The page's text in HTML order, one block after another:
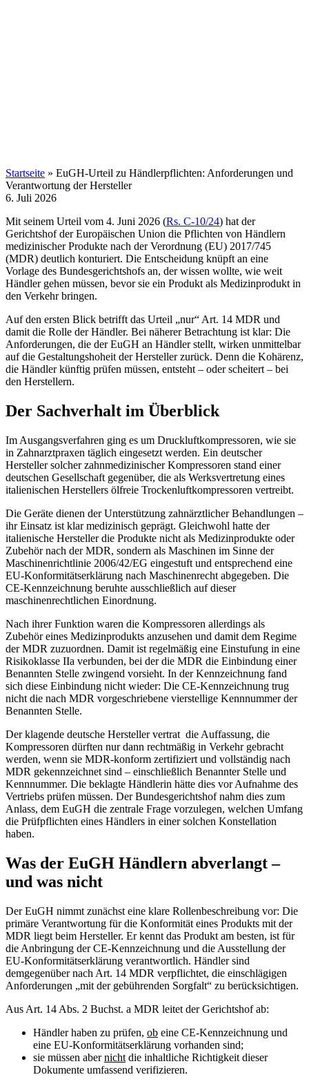
Startseite » EuGH-Urteil zu Händlerpflichten: Anforderungen und
Verantwortung der Hersteller
6. Juli 2026
Mit seinem Urteil vom 4. Juni 2026 (Rs. C‑10/24) hat der
Gerichtshof der Europäischen Union die Pflichten von Händlern
medizinischer Produkte nach der Verordnung (EU) 2017/745
(MDR) deutlich konturiert. Die Entscheidung knüpft an eine
Vorlage des Bundesgerichtshofs an, der wissen wollte, wie weit
Händler gehen müssen, bevor sie ein Produkt als Medizinprodukt in
den Verkehr bringen.
Auf den ersten Blick betrifft das Urteil „nur“ Art. 14 MDR und
damit die Rolle der Händler. Bei näherer Betrachtung ist klar: Die
Anforderungen, die der EuGH an Händler stellt, wirken unmittelbar
auf die Gestaltungshoheit der Hersteller zurück. Denn die Kohärenz,
die Händler künftig prüfen müssen, entsteht – oder scheitert – bei
den Herstellern.
Der Sachverhalt im Überblick
Im Ausgangsverfahren ging es um Druckluftkompressoren, wie sie
in Zahnarztpraxen täglich eingesetzt werden. Ein deutscher
Hersteller solcher zahnmedizinischer Kompressoren stand einer
deutschen Gesellschaft gegenüber, die als Werksvertretung eines
italienischen Herstellers ölfreie Trockenluftkompressoren vertreibt.
Die Geräte dienen der Unterstützung zahnärztlicher Behandlungen –
ihr Einsatz ist klar medizinisch geprägt. Gleichwohl hatte der
italienische Hersteller die Produkte nicht als Medizinprodukte oder
Zubehör nach der MDR, sondern als Maschinen im Sinne der
Maschinenrichtlinie 2006/42/EG eingestuft und entsprechend eine
EU‑Konformitätserklärung nach Maschinenrecht abgegeben. Die
CE‑Kennzeichnung beruhte ausschließlich auf dieser
maschinenrechtlichen Einordnung.
Nach ihrer Funktion waren die Kompressoren allerdings als
Zubehör eines Medizinprodukts anzusehen und damit dem Regime
der MDR zuzuordnen. Damit ist regelmäßig eine Einstufung in eine
Risikoklasse IIa verbunden, bei der die MDR die Einbindung einer
Benannten Stelle zwingend vorsieht. In der Kennzeichnung fand
sich diese Einbindung nicht wieder: Die CE‑Kennzeichnung trug
nicht die nach MDR vorgeschriebene vierstellige Kennnummer der
Benannten Stelle.
Der klagende deutsche Hersteller vertrat die Auffassung, die
Kompressoren dürften nur dann rechtmäßig in Verkehr gebracht
werden, wenn sie MDR‑konform zertifiziert und vollständig nach
MDR gekennzeichnet sind – einschließlich Benannter Stelle und
Kennnummer. Die beklagte Händlerin hätte dies vor Aufnahme des
Vertriebs prüfen müssen. Der Bundesgerichtshof nahm dies zum
Anlass, dem EuGH die zentrale Frage vorzulegen, welchen Umfang
die Prüfpflichten eines Händlers in einer solchen Konstellation
haben.
Was der EuGH Händlern abverlangt –
und was nicht
Der EuGH nimmt zunächst eine klare Rollenbeschreibung vor: Die
primäre Verantwortung für die Konformität eines Produkts mit der
MDR liegt beim Hersteller. Er kennt das Produkt am besten, ist für
die Anbringung der CE‑Kennzeichnung und die Ausstellung der
EU‑Konformitätserklärung verantwortlich. Händler sind
demgegenüber nach Art. 14 MDR verpflichtet, die einschlägigen
Anforderungen „mit der gebührenden Sorgfalt“ zu berücksichtigen.
Aus Art. 14 Abs. 2 Buchst. a MDR leitet der Gerichtshof ab:
Händler haben zu prüfen, ob eine CE‑Kennzeichnung und
eine EU‑Konformitätserklärung vorhanden sind;
sie müssen abernicht die inhaltliche Richtigkeit dieser
Dokumente umfassend verifizieren.